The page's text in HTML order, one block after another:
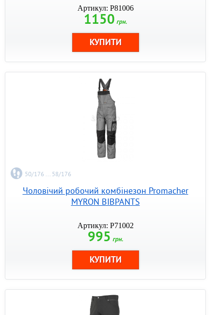
Артикул: P81006
1150 грн.
50/176 ... 58/176
Чоловічий робочий комбінезон Promacher
MYRON BIBPANTS
Артикул: P71002
995 грн.